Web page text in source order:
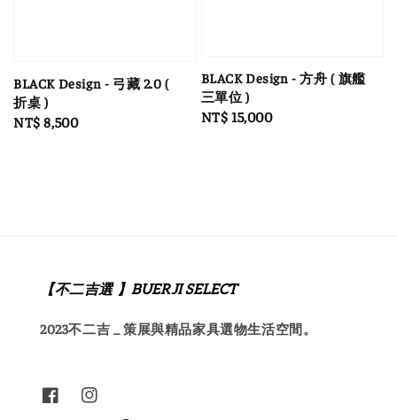
BLACK Design - 弓藏 2.0 (
折桌 )
Regular
NT$ 8,500
BLACK Design - 方舟 ( 旗艦
三單位 )
Regular
NT$ 15,000
【不二吉選 】BUERJI SELECT
2023不二吉 _ 策展與精品家具選物生活空間。